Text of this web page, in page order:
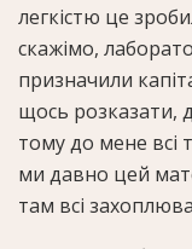
легкістю це
скажімо,
призначили
щось розказати,
тому до мене всі
ми давно цей
там всі